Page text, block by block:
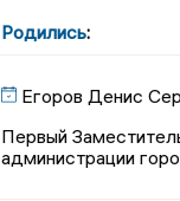
Родились:
Егоров Денис
Первый
администрации